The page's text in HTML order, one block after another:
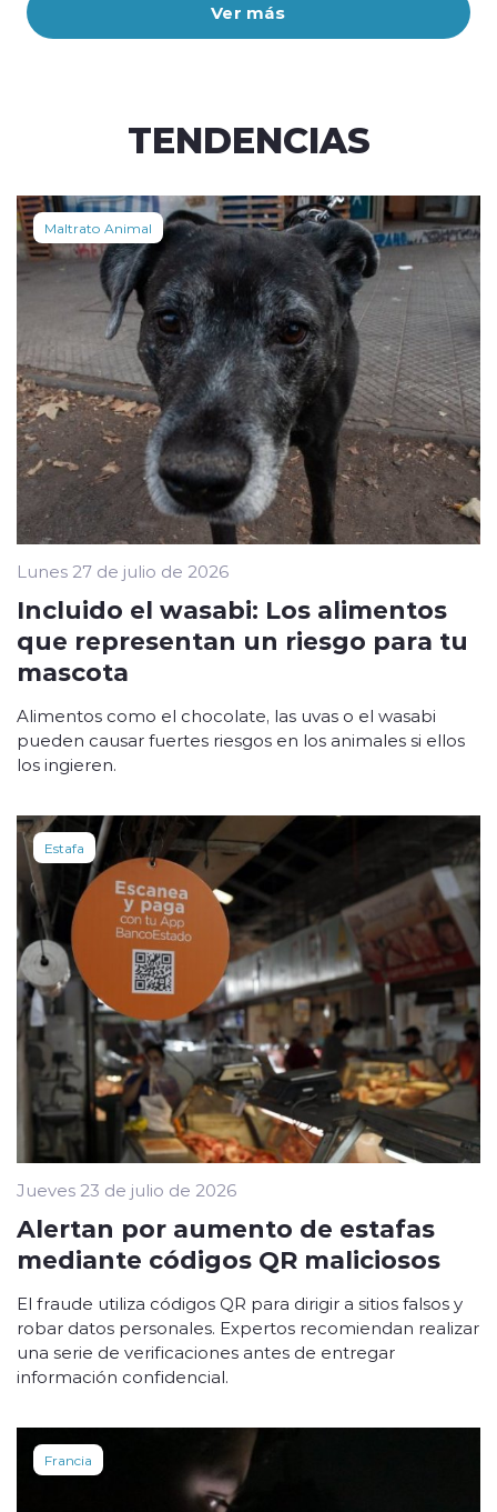
Ver más
TENDENCIAS
Maltrato Animal
Lunes 27 de julio de 2026
Incluido el wasabi: Los alimentos
que representan un riesgo para tu
mascota
Alimentos como el chocolate, las uvas o el wasabi
pueden causar fuertes riesgos en los animales si ellos
los ingieren.
Estafa
Jueves 23 de julio de 2026
Alertan por aumento de estafas
mediante códigos QR maliciosos
El fraude utiliza códigos QR para dirigir a sitios falsos y
robar datos personales. Expertos recomiendan realizar
una serie de verificaciones antes de entregar
información confidencial.
Francia